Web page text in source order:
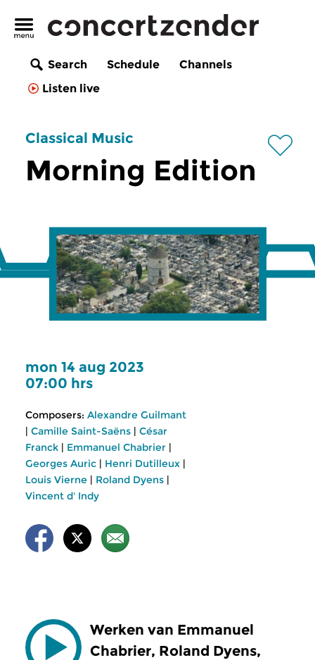
Search Schedule
Channels
Listen live
Classical Music
Morning Edition
mon 14 aug 2023
07:00 hrs
Composers: Alexandre Guilmant
| Camille Saint-Saëns | César
Franck | Emmanuel Chabrier |
Georges Auric | Henri Dutilleux |
Louis Vierne | Roland Dyens |
Vincent d' Indy
Werken van Emmanuel
Chabrier, Roland Dyens,